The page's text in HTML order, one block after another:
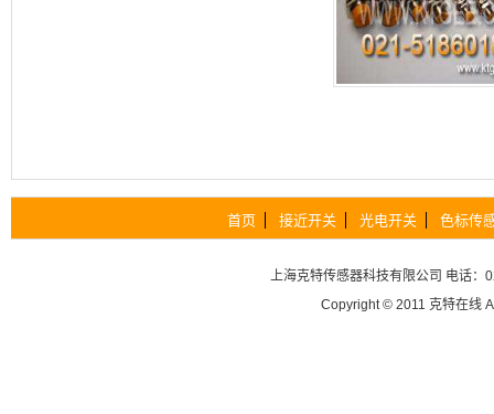
首页 接近开关 光电开关 色标传
上海克特传感器科技有限公司 电话：
Copyright © 2011 克特在线